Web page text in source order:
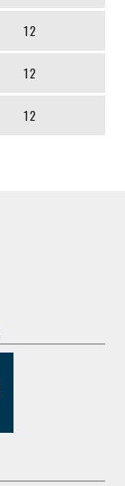
12
12
12